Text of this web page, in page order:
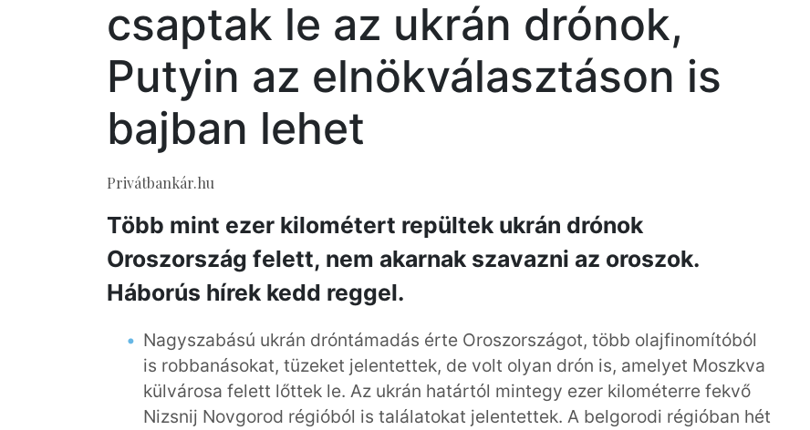
csaptak le az ukrán drónok,
Putyin az elnökválasztáson is
bajban lehet
Privátbankár.hu
Több mint ezer kilométert repültek ukrán drónok
Oroszország felett, nem akarnak szavazni az oroszok.
Háborús hírek kedd reggel.
Nagyszabású ukrán dróntámadás érte Oroszországot, több olajfinomítóból
is robbanásokat, tüzeket jelentettek, de volt olyan drón is, amelyet Moszkva
külvárosa felett lőttek le. Az ukrán határtól mintegy ezer kilométerre fekvő
Nizsnij Novgorod régióból is találatokat jelentettek. A belgorodi régióban hét